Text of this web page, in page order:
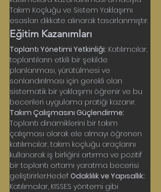
Takım Koçluğu ve Sistem Yaklaşımı
esasları dikkate alınarak tasarlanmıştır.
Eğitim Kazanımları
Toplantı Yönetimi Yetkinliği: Katılımcılar,
toplantıların etkili bir şekilde
planlanması, yürütülmesi ve
sonlandırılması için gerekli olan
sistematik bir yaklaşımı öğrenir ve bu
becerileri uygulama pratiği kazanır.
Takım Çalışmasını Güçlendirme:
Toplantı dinamiklerini bir takım
çalışması olarak ele almayı öğrenen
katılımcılar, takım koçluğu araçlarını
kullanarak iş birliğini artırma ve pozitif
bir toplantı ortamı yaratma becerisi
geliştirirler.Hedef Odaklılık ve Yapısallık:
Katılımcılar, KISSES yöntemi gibi